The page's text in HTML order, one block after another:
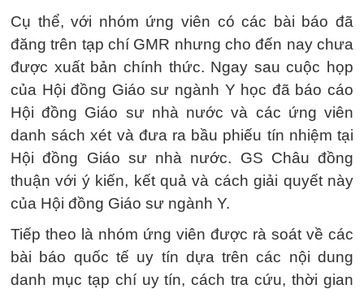
Cụ thể, với nhóm ứng viên có các bài báo đã
đăng trên tạp chí GMR nhưng cho đến nay chưa
được xuất bản chính thức. Ngay sau cuộc họp
của Hội đồng Giáo sư ngành Y học đã báo cáo
Hội đồng Giáo sư nhà nước và các ứng viên
danh sách xét và đưa ra bầu phiếu tín nhiệm tại
Hội đồng Giáo sư nhà nước. GS Châu đồng
thuận với ý kiến, kết quả và cách giải quyết này
của Hội đồng Giáo sư ngành Y.
Tiếp theo là nhóm ứng viên được rà soát về các
bài báo quốc tế uy tín dựa trên các nội dung
danh mục tạp chí uy tín, cách tra cứu, thời gian